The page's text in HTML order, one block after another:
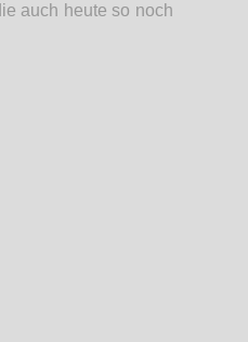
auch heute so noch